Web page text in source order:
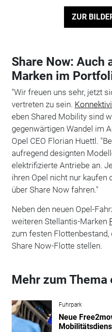
ZUR
Share Now: Auch
Marken im
"Wir freuen uns sehr, jetzt
vertreten zu sein.
eben Shared Mobility sind
gegenwärtigen Wandel im
Opel CEO Florian Huettl.
aufregend designten
elektrifizierte Antriebe an.
ihren Opel nicht nur kaufen
über Share Now fahren."
Neben den neuen Opel-
weiteren Stellantis-Marken
zum festen
Share Now-Flotte stellen.
Mehr zum Thema
Fuhrpark
Neue